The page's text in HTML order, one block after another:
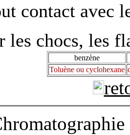
contact avec
les chocs, les
benzène
Toluène ou cyclohexane